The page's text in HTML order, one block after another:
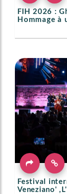
FIH 2026 :
Hommage à
Festival
Veneziano'